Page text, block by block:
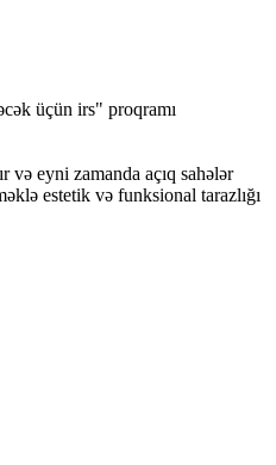
üçün irs" proqramı
eyni zamanda açıq sahələr
estetik və funksional tarazlığı